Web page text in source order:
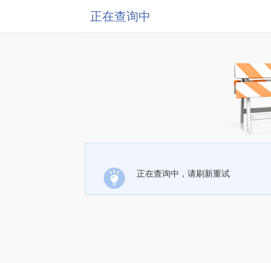
正在查询中
正在查询中，请刷新重试